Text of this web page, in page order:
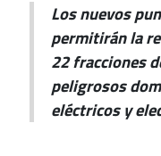
Los nuevos
permitirán la
22 fracciones
peligrosos
eléctricos y